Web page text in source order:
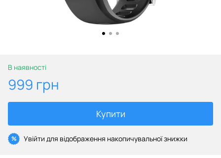
В наявності
999 грн
Купити
% Увійти для відображення накопичувальної знижки